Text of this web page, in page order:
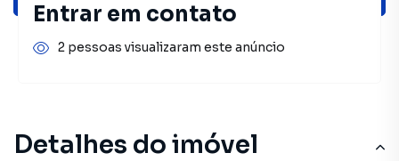
Detalhes do imóvel
Entrar em contato
2 pessoas visualizaram este anúncio